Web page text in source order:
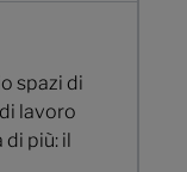
spazi di
lavoro
più: il